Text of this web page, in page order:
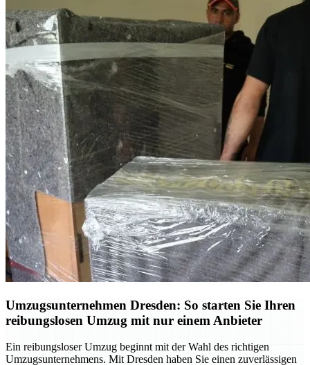
Umzugsunternehmen Dresden: So starten Sie Ihren
reibungslosen Umzug mit nur einem Anbieter
Ein reibungsloser Umzug beginnt mit der Wahl des richtigen
Umzugsunternehmens. Mit Dresden haben Sie einen zuverlässigen